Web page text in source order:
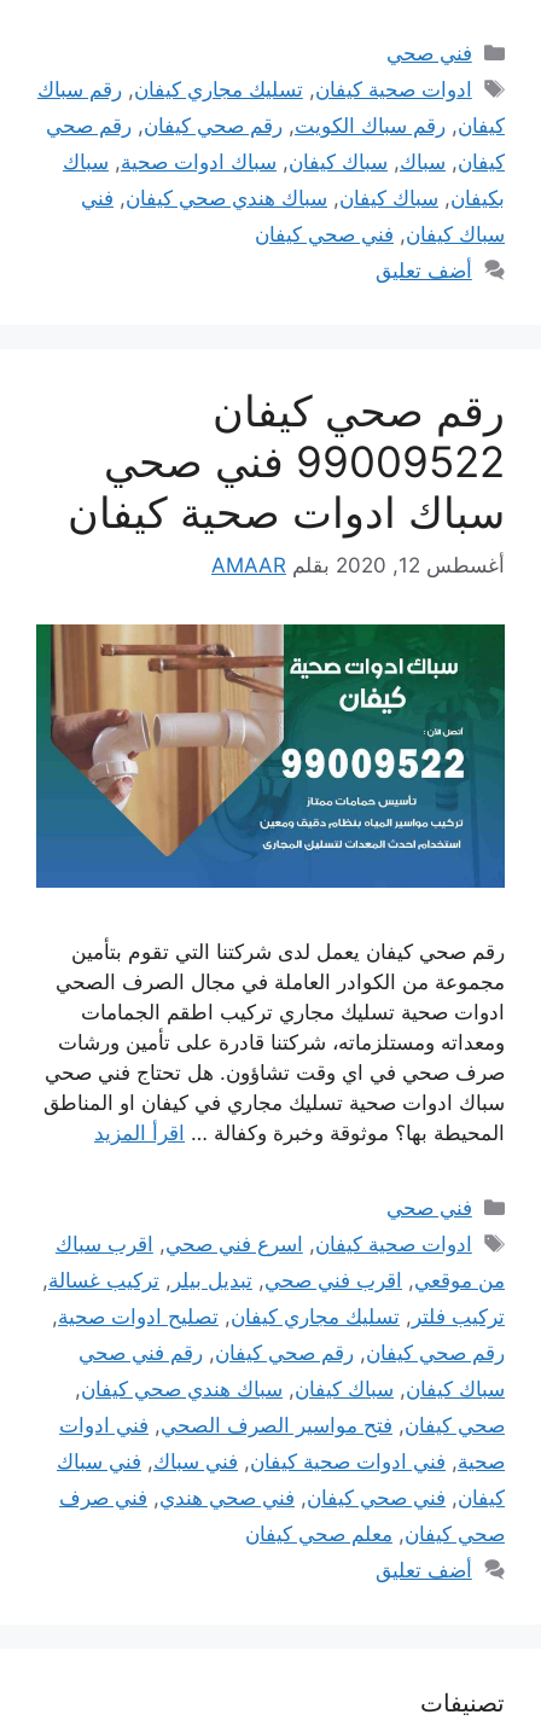
التصنيفات
فني صحي
الوسوم
ادوات صحية كيفان,تسليك مجاري كيفان,رقم سباك
كيفان, رقم سباك الكويت, رقم صحي كيفان, رقم صحي
كيفان, سباك, سباك كيفان, سباك ادوات صحية, سباك
بكيفان, سباك كيفان, سباك هندي صحي كيفان, فني
سباك كيفان, فني صحي كيفان
أضف تعليق
رقم صحي كيفان
99009522 فني صحي
سباك ادوات صحية كيفان
أغسطس 12, 2020 بقلم AMAAR
رقم صحي كيفان يعمل لدى شركتنا التي تقوم بتأمين
مجموعة من الكوادر العاملة في مجال الصرف الصحي
ادوات صحية تسليك مجاري تركيب اطقم الجمامات
ومعداته ومستلزماته، شركتنا قادرة على تأمين ورشات
صرف صحي في اي وقت تشاؤون. هل تحتاج فني صحي
سباك ادوات صحية تسليك مجاري في كيفان او المناطق
المحيطة بها؟ موثوقة وخبرة وكفالة … اقرأ المزيد
التصنيفات
فني صحي
الوسوم
ادوات صحية كيفان, اسرع فني صحي, اقرب سباك
من موقعي, اقرب فني صحي, تبديل بيلر , تركيب غسالة,
تركيب فلتر , تسليك مجاري كيفان, تصليح ادوات صحية,
رقم صحي كيفان, رقم صحي كيفان, رقم فني صحي
سباك كيفان, سباك كيفان, سباك هندي صحي كيفان,
صحي كيفان, فتح مواسير الصرف الصحي, فني ادوات
صحية, فني ادوات صحية كيفان, فني سباك, فني سباك
كيفان, فني صحي كيفان, فني صحي هندي, فني صرف
صحي كيفان, معلم صحي كيفان
أضف تعليق
تصنيفات